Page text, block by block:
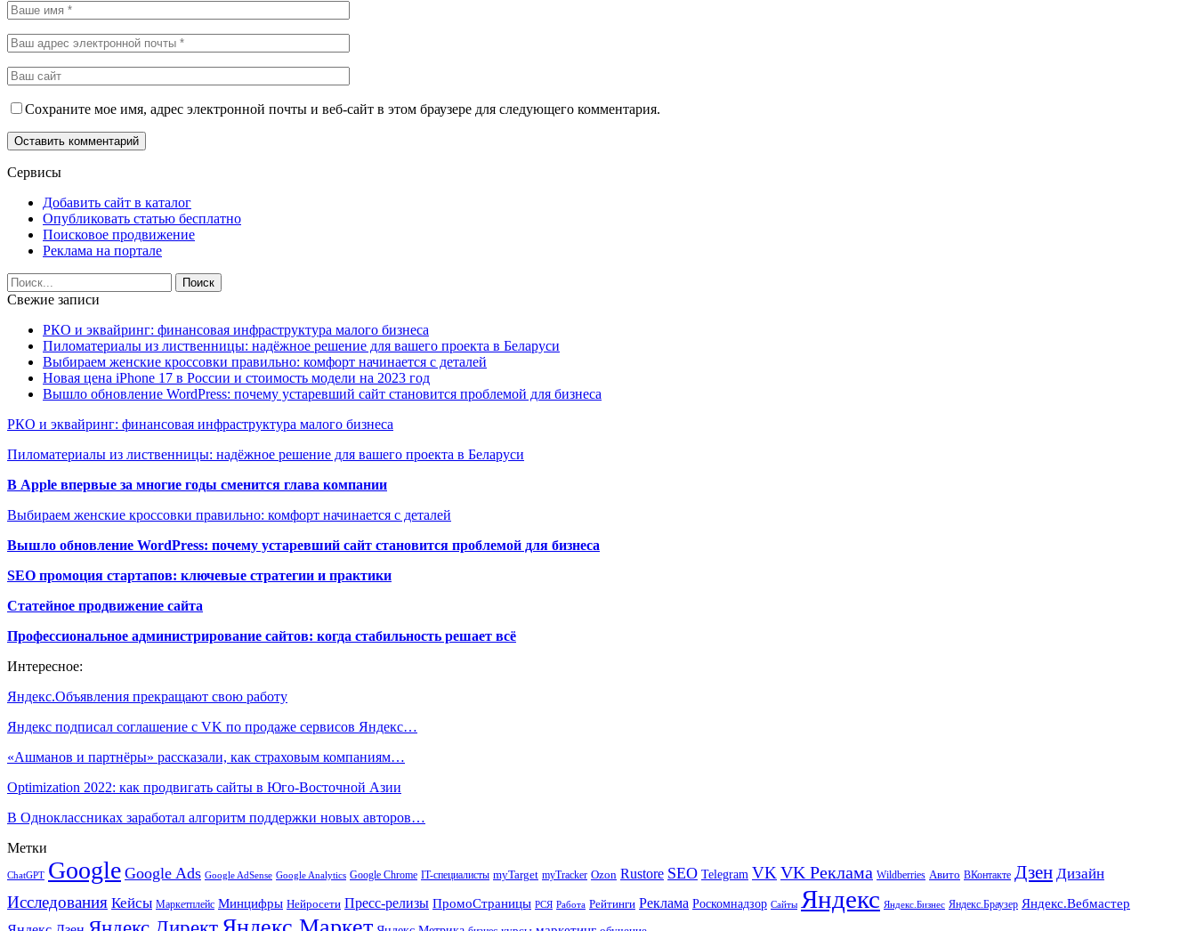
Сохраните мое имя, адрес электронной почты и веб-сайт в этом браузере для следующего комментария.
Сервисы
Добавить сайт в каталог
Опубликовать статью бесплатно
Поисковое продвижение
Реклама на портале
Свежие записи
РКО и эквайринг: финансовая инфраструктура малого бизнеса
Пиломатериалы из лиственницы: надёжное решение для вашего проекта в Беларуси
Выбираем женские кроссовки правильно: комфорт начинается с деталей
Новая цена iPhone 17 в России и стоимость модели на 2023 год
Вышло обновление WordPress: почему устаревший сайт становится проблемой для бизнеса
РКО и эквайринг: финансовая инфраструктура малого бизнеса
Пиломатериалы из лиственницы: надёжное решение для вашего проекта в Беларуси
В Apple впервые за многие годы сменится глава компании
Выбираем женские кроссовки правильно: комфорт начинается с деталей
Вышло обновление WordPress: почему устаревший сайт становится проблемой для бизнеса
SEO промоция стартапов: ключевые стратегии и практики
Статейное продвижение сайта
Профессиональное администрирование сайтов: когда стабильность решает всё
Интересное:
Яндекс.Объявления прекращают свою работу
Яндекс подписал соглашение с VK по продаже сервисов Яндекс…
«Ашманов и партнёры» рассказали, как страховым компаниям…
Optimization 2022: как продвигать сайты в Юго-Восточной Азии
В Одноклассниках заработал алгоритм поддержки новых авторов…
Метки
ChatGPT Google Google Ads Google AdSense Google Analytics Google Chrome IT-специалисты myTarget myTracker Ozon Rustore SEO Telegram VK VK Реклама Wildberries Авито ВКонтакте Дзен Дизайн
Исследования Кейсы Маркетплейс Минцифры Нейросети Пресс-релизы ПромоСтраницы РСЯ Работа Рейтинги Реклама Роскомнадзор Сайты Яндекс Яндекс.Бизнес Яндекс.Браузер Яндекс.Вебмастер